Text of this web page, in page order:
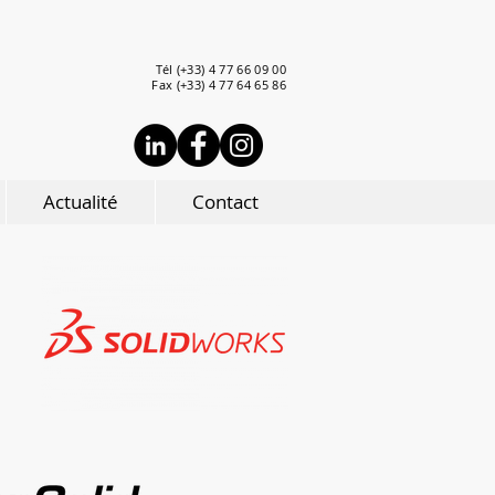
Tél (+33) 4 77 66 09 00
Fax (+33) 4 77 64 65 86
Actualité Contact